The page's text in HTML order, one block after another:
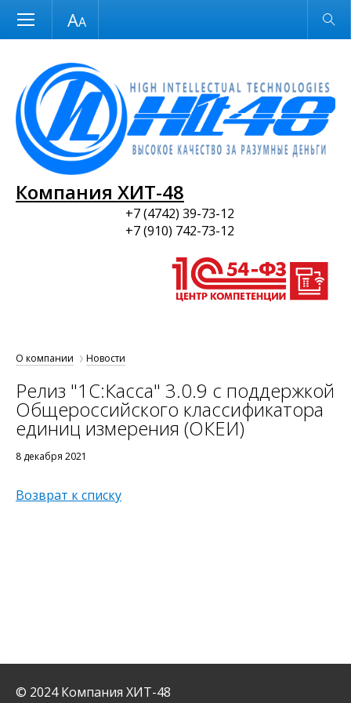
Размер шрифта Обычная версия
Компания ХИТ-48
+7 (4742) 39-73-12
+7 (910) 742-73-12
О компании Новости
Релиз "1С:Касса" 3.0.9 с поддержкой
Общероссийского классификатора
единиц измерения (ОКЕИ)
8 декабря 2021
Возврат к списку
© 2024 Компания ХИТ-48